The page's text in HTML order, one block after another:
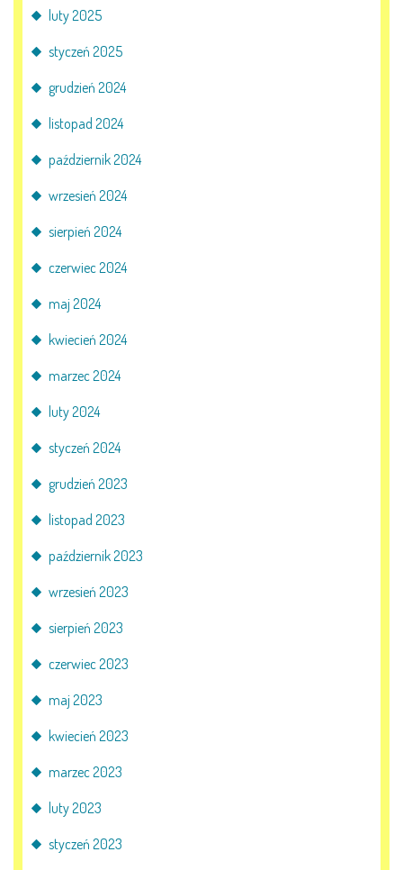
luty 2025
styczeń 2025
grudzień 2024
listopad 2024
październik 2024
wrzesień 2024
sierpień 2024
czerwiec 2024
maj 2024
kwiecień 2024
marzec 2024
luty 2024
styczeń 2024
grudzień 2023
listopad 2023
październik 2023
wrzesień 2023
sierpień 2023
czerwiec 2023
maj 2023
kwiecień 2023
marzec 2023
luty 2023
styczeń 2023